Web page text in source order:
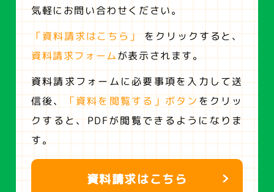
気軽にお問い合わせください。
「資料請求はこちら」
をクリックすると、
資料請求フォームが表示されます。
資料請求フォームに必要事項を入力して送
信後、
「資料を閲覧する」ボタン をクリッ
クすると、 PDFが閲覧できるようになりま
す。
資料請求はこちら